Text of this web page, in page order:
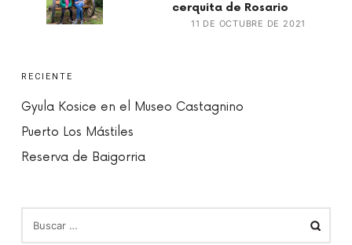
cerquita de Rosario
11 DE OCTUBRE DE 2021
RECIENTE
Gyula Kosice en el Museo Castagnino
Puerto Los Mástiles
Reserva de Baigorria